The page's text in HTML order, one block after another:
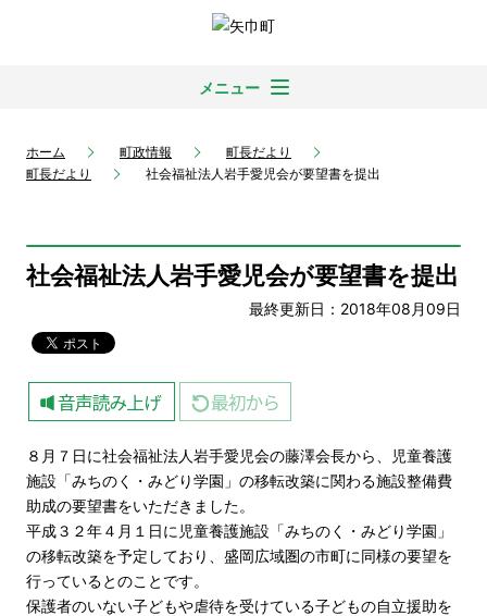
メニュー
ホーム 町政情報
町長だより
町長だより
社会福祉法人岩手愛児会が要望書を提出
社会福祉法人岩手愛児会が要望書を提出
最終更新日：2018年08月09日
８月７日に社会福祉法人岩手愛児会の藤澤会長から、児童養護
施設「みちのく・みどり学園」の移転改築に関わる施設整備費
助成の要望書をいただきました。
平成３２年４月１日に児童養護施設「みちのく・みどり学園」
の移転改築を予定しており、盛岡広域圏の市町に同様の要望を
行っているとのことです。
保護者のいない子どもや虐待を受けている子どもの自立援助を